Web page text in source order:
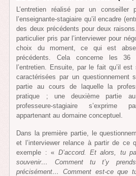
L’entretien réalisé par un conseiller
l’enseignante-stagiaire qu’il encadre
des deux précédents pour deux
particulier pris par l’interviewer pour
choix du moment, ce qui est
précédents. Cela concerne les 36
l’entretien. Ensuite, par le fait qu’il
caractérisées par un questionnement
partie au cours de laquelle la
pratique ; une deuxième partie
professeure-stagiaire s’exprime
appartenant au domaine conceptuel.
Dans la première partie, le
et l’interviewer relance à partir de ce
exemple : « D’accord. Et alors, tu
souvenir… Comment tu t’y
précisément… Comment est-ce que